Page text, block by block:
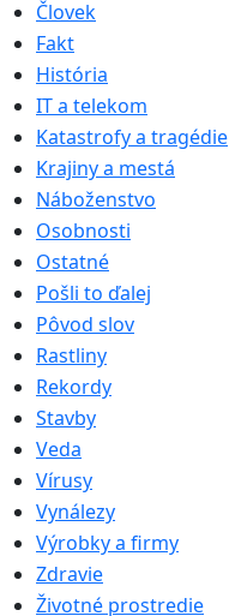
Človek
Fakt
História
IT a telekom
Katastrofy a tragédie
Krajiny a mestá
Náboženstvo
Osobnosti
Ostatné
Pošli to ďalej
Pôvod slov
Rastliny
Rekordy
Stavby
Veda
Vírusy
Vynálezy
Výrobky a firmy
Zdravie
Životné prostredie